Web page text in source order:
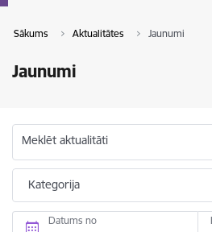
Sākums Aktualitātes Jaunumi
Jaunumi
Meklēt aktualitāti
Kategorija
Datums no